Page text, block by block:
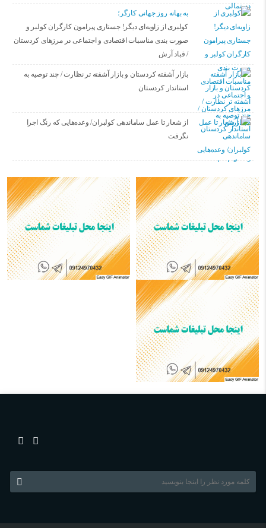
به بهانه روز جهانی کارگر؛
کولبری از زاویه‌ای دیگر! جستاری پیرامون کارگران کولبر و
صورت بندی مناسبات اقتصادی و اجتماعی در مرزهای کردستان
/ قباد آرش
بازار آشفته کردستان و بازار آشفته­ تر نظارت / چند توصیه به
استاندار کردستان
از شعار تا عمل ساماندهی کولبران/ وعده‌هایی که رنگ اجرا
نگرفت